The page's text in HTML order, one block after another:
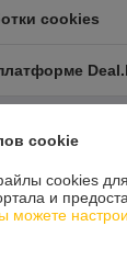
cookies
ООО "Айлер Трейд"
6/2-23, комн.
ЕГР: 192611529
cookie
cookies
и
можете